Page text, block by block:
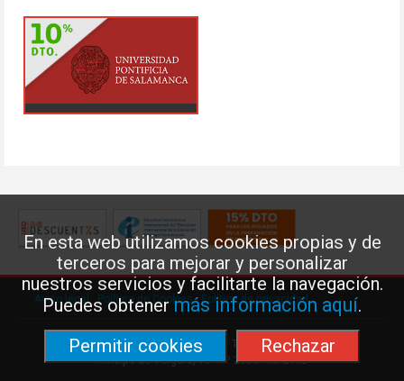
En esta web utilizamos cookies propias y de
terceros para mejorar y personalizar
nuestros servicios y facilitarte la navegación.
Puedes obtenermás información aquí.
Permitir cookies
Rechazar
Aviso legal·Política de Cookies·Política de privacidad
Federación de Enseñanza de USO · Teléfono: 91 577 41 13 ·
Príncipe de Vergara, 13 · 7º 28001 MADRID